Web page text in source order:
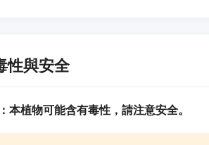
性與安全
本植物可能含有毒性，請注意安全。